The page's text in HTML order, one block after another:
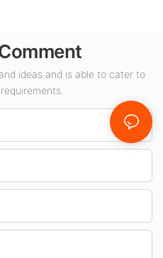
ideas and is able to cater to